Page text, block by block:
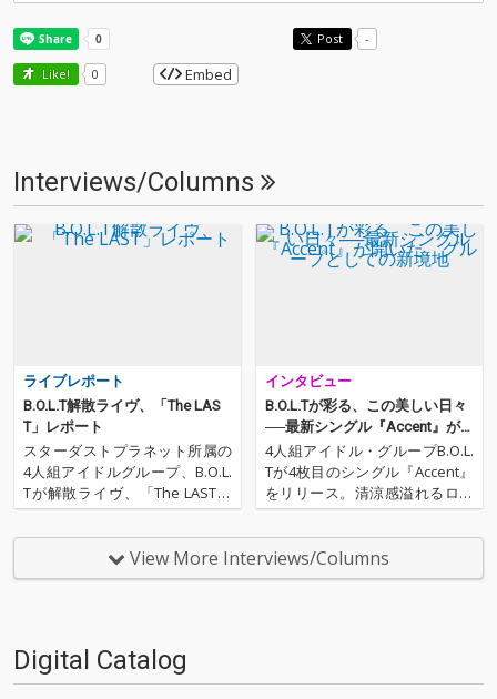
Post -
Like! 0 Embed
Interviews/Columns
ライブレポート
B.O.L.T解散ライヴ、「The LAS
T」レポート
スターダストプラネット所属の
4人組アイドルグループ、B.O.L.
Tが解散ライヴ、「The LAST」
を開催。ダブルアンコールも含
め、全36曲持ち曲の全てをパフ
ォーマンスした今回の公演。3
時間以上に及ぶ、そのライヴの
インタビュー
B.O.L.Tが彩る、この美しい日々
──最新シングル『Accent』が
開いた、グループとしての新境
地
4人組アイドル・グループB.O.L.
Tが4枚目のシングル『Accent』
をリリース。清涼感溢れるロッ
クサウンドにヒップホップの要
素が加わった今作は、ロードム
ービー風のMVも話題になってい
ます。今回OTOTOYでは、メン
View More Interviews/Columns
Digital Catalog